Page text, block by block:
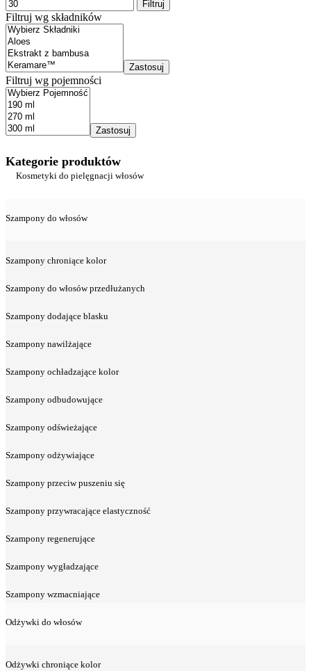
Filtruj
Filtruj wg składników
Zastosuj
Filtruj wg pojemności
Zastosuj
Kategorie produktów
Kosmetyki do pielęgnacji włosów
Szampony do włosów
Szampony chroniące kolor
Szampony do włosów przedłużanych
Szampony dodające blasku
Szampony nawilżające
Szampony ochładzające kolor
Szampony odbudowujące
Szampony odświeżające
Szampony odżywiające
Szampony przeciw puszeniu się
Szampony przywracające elastyczność
Szampony regenerujące
Szampony wygładzające
Szampony wzmacniające
Odżywki do włosów
Odżywki chroniące kolor